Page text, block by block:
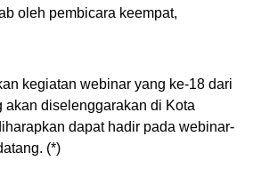
oleh pembicara keempat,
kegiatan webinar yang ke-18 dari
akan diselenggarakan di Kota
dapat hadir pada webinar-
(*)